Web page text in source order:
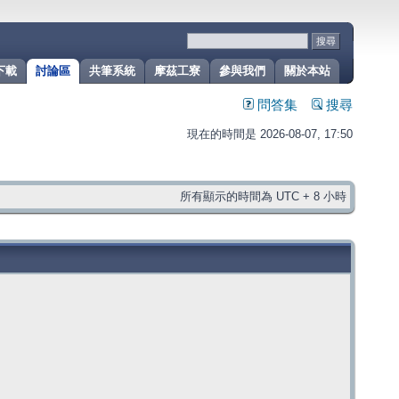
關於本站
參與我們
摩茲工寮
共筆系統
討論區
載
問答集 搜尋
現在的時間是 2026-08-07, 17:50
所有顯示的時間為 UTC + 8 小時